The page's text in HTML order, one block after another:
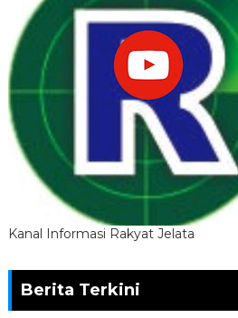
Kanal Informasi Rakyat Jelata
Berita Terkini